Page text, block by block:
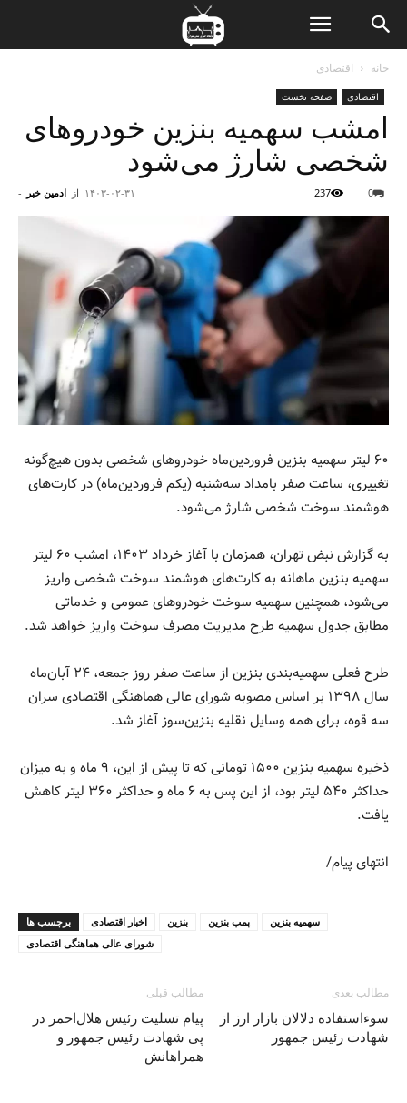
خانه اقتصادی
اقتصادی صفحه نخست
امشب سهمیه بنزین خودروهای
شخصی شارژ می‌شود
از ادمین خبر - ۱۴۰۳-۰۲-۳۱ 0
237
۶۰ لیتر سهمیه بنزین فروردین‌ماه خودروهای شخصی بدون هیچ‌گونه
تغییری، ساعت صفر بامداد سه‌شنبه (یکم فروردین‌ماه) در کارت‌های
هوشمند سوخت شخصی شارژ می‌شود.
به گزارش نبض تهران، همزمان با آغاز خرداد ۱۴۰۳، امشب ۶۰ لیتر
سهمیه بنزین ماهانه به کارت‌های هوشمند سوخت شخصی واریز
می‌شود، همچنین سهمیه سوخت خودروهای عمومی و خدماتی
مطابق جدول سهمیه طرح مدیریت مصرف سوخت واریز خواهد شد.
طرح فعلی سهمیه‌بندی بنزین از ساعت صفر روز جمعه، ۲۴ آبان‌ماه
سال ۱۳۹۸ بر اساس مصوبه شورای عالی هماهنگی اقتصادی سران
سه قوه، برای همه وسایل نقلیه بنزین‌سوز آغاز شد.
ذخیره سهمیه بنزین ۱۵۰۰ تومانی که تا پیش از این، ۹ ماه و به میزان
حداکثر ۵۴۰ لیتر بود، از این پس به ۶ ماه و حداکثر ۳۶۰ لیتر کاهش
یافت.
انتهای پیام/
برچسب ها اخبار اقتصادی بنزین پمپ بنزین
سهمیه بنزین
شورای عالی هماهنگی اقتصادی
مطالب قبلی
پیام تسلیت رئیس هلال‌احمر در
پی شهادت رئیس جمهور و
همراهانش
مطالب بعدی
سوءاستفاده دلالان بازار ارز از
شهادت رئیس جمهور